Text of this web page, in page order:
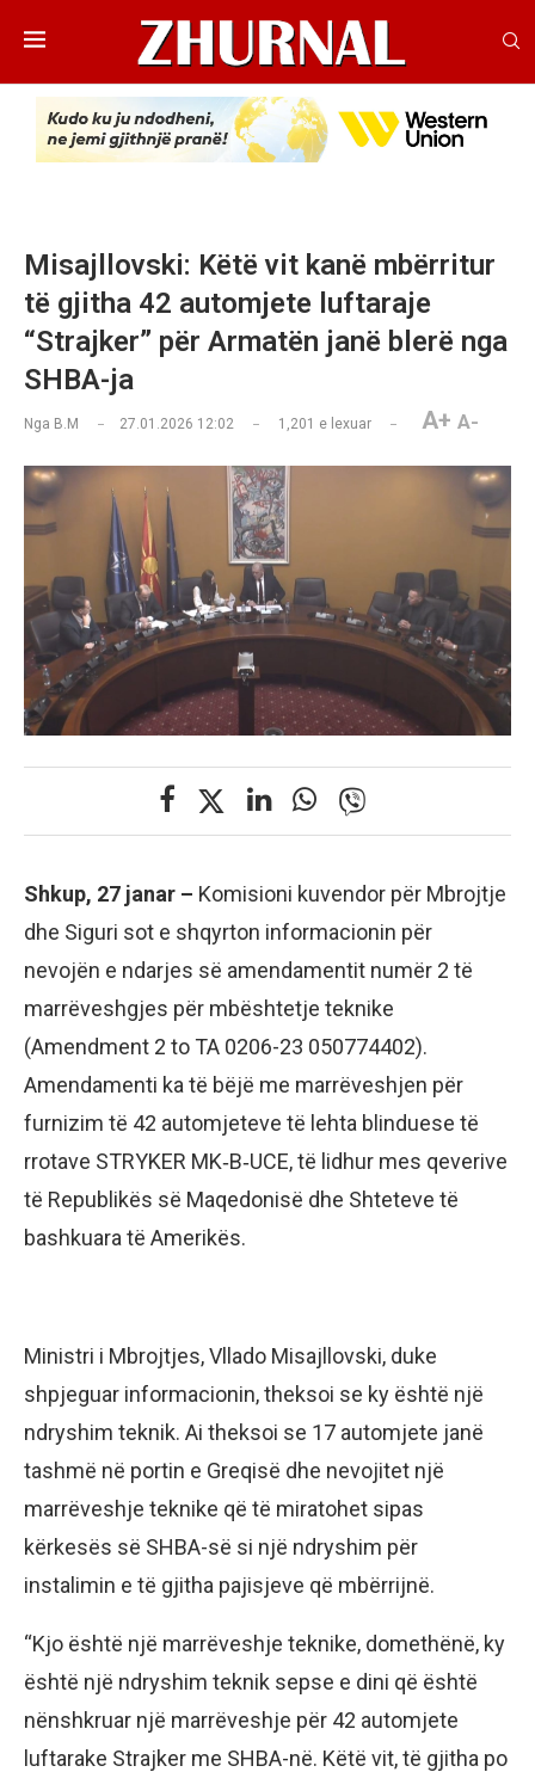
Misajllovski: Këtë vit kanë mbërritur
të gjitha 42 automjete luftaraje
“Strajker” për Armatën janë blerë nga
SHBA-ja
Nga B.M 27.01.2026 12:02 1,201 e lexuar A+ A-
Shkup, 27 janar – Komisioni kuvendor për Mbrojtje
dhe Siguri sot e shqyrton informacionin për
nevojën e ndarjes së amendamentit numër 2 të
marrëveshgjes për mbështetje teknike
(Amendment 2 to TA 0206-23 050774402).
Amendamenti ka të bëjë me marrëveshjen për
furnizim të 42 automjeteve të lehta blinduese të
rrotave STRYKER MK‑B‑UCE, të lidhur mes qeverive
të Republikës së Maqedonisë dhe Shteteve të
bashkuara të Amerikës.
Ministri i Mbrojtjes, Vllado Misajllovski, duke
shpjeguar informacionin, theksoi se ky është një
ndryshim teknik. Ai theksoi se 17 automjete janë
tashmë në portin e Greqisë dhe nevojitet një
marrëveshje teknike që të miratohet sipas
kërkesës së SHBA-së si një ndryshim për
instalimin e të gjitha pajisjeve që mbërrijnë.
“Kjo është një marrëveshje teknike, domethënë, ky
është një ndryshim teknik sepse e dini që është
nënshkruar një marrëveshje për 42 automjete
luftarake Strajker me SHBA-në. Këtë vit, të gjitha po